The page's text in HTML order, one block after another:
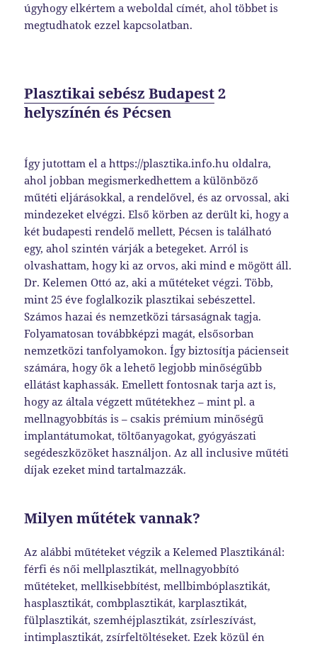
úgyhogy elkértem a weboldal címét, ahol többet is
megtudhatok ezzel kapcsolatban.
Plasztikai sebész Budapest2
helyszínén és Pécsen
Így jutottam el a https://plasztika.info.hu oldalra,
ahol jobban megismerkedhettem a különböző
műtéti eljárásokkal, a rendelővel, és az orvossal, aki
mindezeket elvégzi. Első körben az derült ki, hogy a
két budapesti rendelő mellett, Pécsen is található
egy, ahol szintén várják a betegeket. Arról is
olvashattam, hogy ki az orvos, aki mind e mögött áll.
Dr. Kelemen Ottó az, aki a műtéteket végzi. Több,
mint 25 éve foglalkozik plasztikai sebészettel.
Számos hazai és nemzetközi társaságnak tagja.
Folyamatosan továbbképzi magát, elsősorban
nemzetközi tanfolyamokon. Így biztosítja pácienseit
számára, hogy ők a lehető legjobb minőségűbb
ellátást kaphassák. Emellett fontosnak tarja azt is,
hogy az általa végzett műtétekhez – mint pl. a
mellnagyobbítás is – csakis prémium minőségű
implantátumokat, töltőanyagokat, gyógyászati
segédeszközöket használjon. Az all inclusive műtéti
díjak ezeket mind tartalmazzák.
Milyen műtétek vannak?
Az alábbi műtéteket végzik a Kelemed Plasztikánál:
férfi és női mellplasztikát, mellnagyobbító
műtéteket, mellkisebbítést, mellbimbóplasztikát,
hasplasztikát, combplasztikát, karplasztikát,
fülplasztikát, szemhéjplasztikát, zsírleszívást,
intimplasztikát, zsírfeltöltéseket. Ezek közül én